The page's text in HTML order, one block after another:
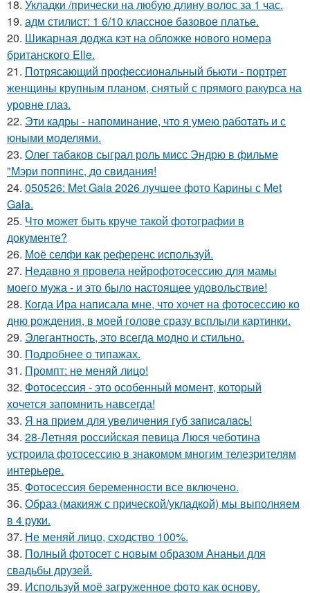
18. Укладки /прически на любую длину волос за 1 час.
19. адм стилист: 1 6/10 классное базовое платье.
20. Шикарная доджа кэт на обложке нового номера
британского Elle.
21. Потрясающий профессиональный бьюти - портрет
женщины крупным планом, снятый с прямого ракурса на
уровне глаз.
22. Эти кадры - напоминание, что я умею работать и с
юными моделями.
23. Олег табаков сыграл роль мисс Эндрю в фильме
"Мэри поппинс, до свидания!
24. 050526: Met Gala 2026 лучшее фото Карины с Met
Gala.
25. Что может быть круче такой фотографии в
документе?
26. Моё селфи как референс используй.
27. Недавно я провела нейрофотосессию для мамы
моего мужа - и это было настоящее удовольствие!
28. Когда Ира написала мне, что хочет на фотосессию ко
дню рождения, в моей голове сразу всплыли картинки.
29. Элегантность, это всегда модно и стильно.
30. Подробнее о типажах.
31. Промпт: не меняй лицо!
32. Фотосессия - это особенный момент, который
хочется запомнить навсегда!
33. Я нa пpиeм для увeличeния губ зaпиcaлacь!
34. 28-Летняя российская певица Люся чеботина
устроила фотосессию в знакомом многим телезрителям
интерьере.
35. Фотосессия беременности все включено.
36. Образ (макияж с прической/укладкой) мы выполняем
в 4 руки.
37. Не меняй лицо, сходство 100%.
38. Полный фотосет с новым образом Ананьи для
свадьбы друзей.
39. Используй моё загруженное фото как основу.